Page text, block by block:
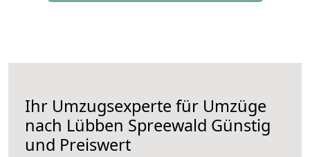
Ihr Umzugsexperte für Umzüge
nach Lübben Spreewald Günstig
und Preiswert